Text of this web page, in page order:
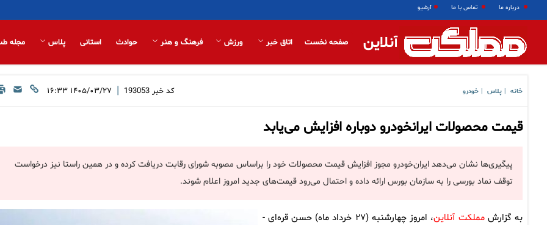
درباره ما تماس با ما آرشیو
آنلاین صفحه نخست اتاق خبر ورزش فرهنگ و هنر حوادث استانی پلاس مجله
خانه پلاس خودرو کد خبر 193053
| ۱۴۰۵/۰۳/۲۷ ۱۶:۳۳
قیمت محصولات ایرانخودرو دوباره افزایش می‌یابد
پیگیری‌ها نشان می‌دهد ایران‌خودرو مجوز افزایش قیمت محصولات خود را براساس مصوبه شورای رقابت دریافت کرده و در همین راستا نیز درخواست
توقف نماد بورسی را به سازمان بورس ارائه داده و احتمال می‌رود قیمت‌های جدید امروز اعلام شوند.
به گزارشمملکت آنلاین
، امروز چهارشنبه (۲۷ خرداد ماه) حسن قره‌ای -